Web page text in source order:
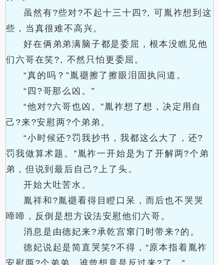
虽然有?些对?不起十三十四?, 可胤祚想到这
些，当真很难不高兴。
好在俩弟弟满脑子都是委屈，根本没瞧见他
们六哥在笑?, 不然只怕更委屈。
“真的吗？”胤禵擦了擦眼泪固执问道。
“四?哥那么凶。”
“他对?六哥也凶。”胤祚想了想，决定用自
己?来?安慰两?个弟弟。
“小时候还?罚我抄书，我都这么大了，还?
罚我做算术题。”胤祚一开始是为了开解两?个弟
弟，但说到最后自己?上了头。
开始大吐苦水。
胤祥和?胤禵看得目瞪口呆，而后也不哭哭
啼啼，反倒是想方设法安慰他们六哥。
消息是由德妃来?承乾宫窜门时带来?的。
德妃说起是简直哭笑?不得，“原本指着胤祚
安慰两?个弟弟，谁曾想竟是反过来?了。”